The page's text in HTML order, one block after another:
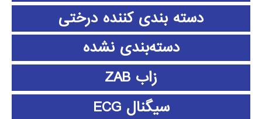
دسته بندی کننده درختی
دسته‌بندی نشده
زاب ZAB
سیگنال ECG